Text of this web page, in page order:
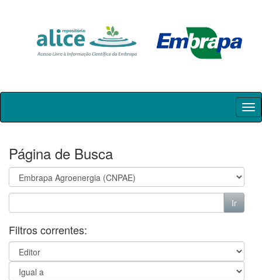
Skip
Página de Busca
Filtros correntes: